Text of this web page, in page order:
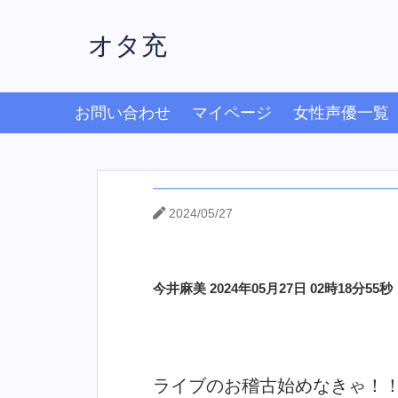
オタ充
お問い合わせ マイページ 女性声優一覧
2024/05/27
今井麻美 2024年05月27日 02時18分55秒
ライブのお稽古始めなきゃ！！